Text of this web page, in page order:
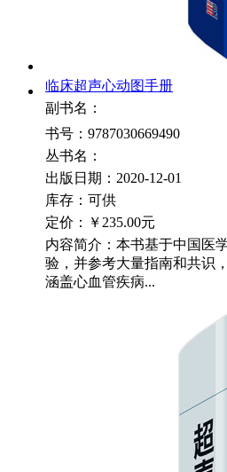
临床超声心动图手册
副书名：
书号：9787030669490
丛书名：
出版日期：2020-12-01
库存：可供
定价：
￥235.00元
内容简介：本书基于中国医
验，并参考大量指南和共识
涵盖心血管疾病...